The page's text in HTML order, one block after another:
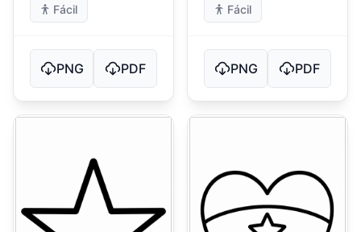
Fácil
PNG PDF
Fácil
PNG PDF